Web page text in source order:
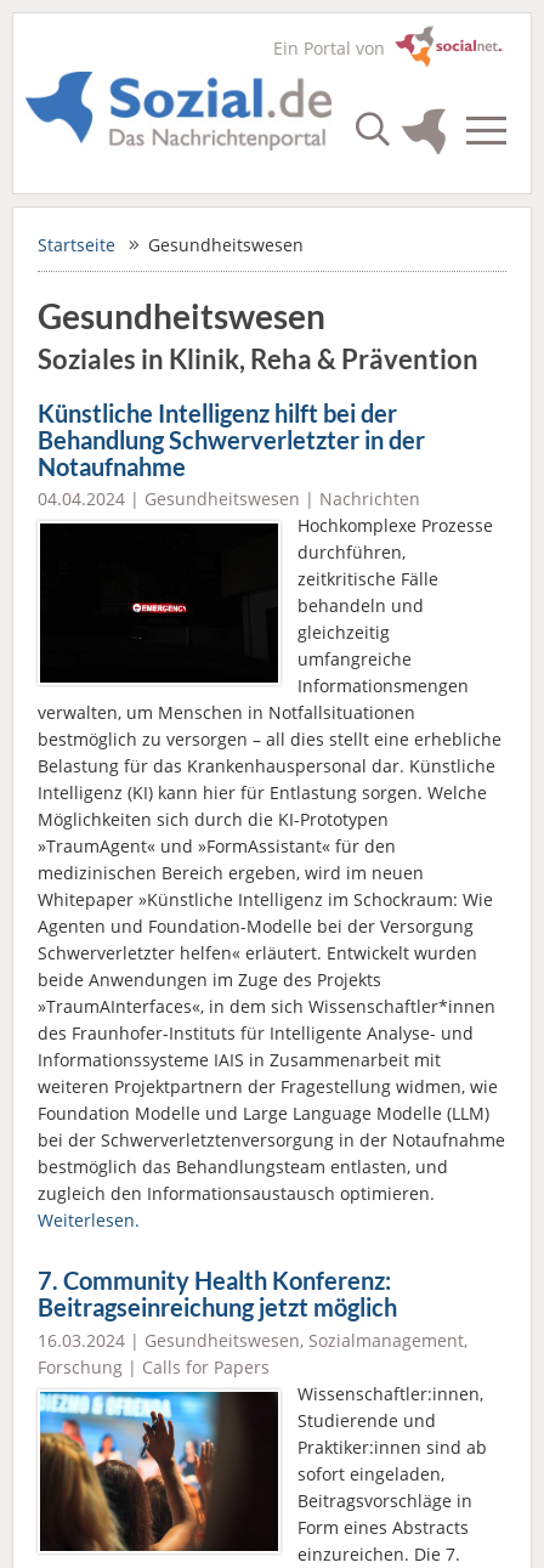
Ein Portal von
Startseite Gesundheitswesen
Gesundheitswesen
Soziales in Klinik, Reha & Prävention
Künstliche Intelligenz hilft bei der
Behandlung Schwerverletzter in der
Notaufnahme
04.04.2024 | Gesundheitswesen | Nachrichten
Hochkomplexe Prozesse
durchführen,
zeitkritische Fälle
behandeln und
gleichzeitig
umfangreiche
Informationsmengen
verwalten, um Menschen in Notfallsituationen
bestmöglich zu versorgen – all dies stellt eine erhebliche
Belastung für das Krankenhauspersonal dar. Künstliche
Intelligenz (KI) kann hier für Entlastung sorgen. Welche
Möglichkeiten sich durch die KI-Prototypen
»TraumAgent« und »FormAssistant« für den
medizinischen Bereich ergeben, wird im neuen
Whitepaper »Künstliche Intelligenz im Schockraum: Wie
Agenten und Foundation-Modelle bei der Versorgung
Schwerverletzter helfen« erläutert. Entwickelt wurden
beide Anwendungen im Zuge des Projekts
»TraumAInterfaces«, in dem sich Wissenschaftler*innen
des Fraunhofer-Instituts für Intelligente Analyse- und
Informationssysteme IAIS in Zusammenarbeit mit
weiteren Projektpartnern der Fragestellung widmen, wie
Foundation Modelle und Large Language Modelle (LLM)
bei der Schwerverletztenversorgung in der Notaufnahme
bestmöglich das Behandlungsteam entlasten, und
zugleich den Informationsaustausch optimieren.
Weiterlesen.
7. Community Health Konferenz:
Beitragseinreichung jetzt möglich
16.03.2024 | Gesundheitswesen, Sozialmanagement,
Forschung | Calls for Papers
Wissenschaftler:innen,
Studierende und
Praktiker:innen sind ab
sofort eingeladen,
Beitragsvorschläge in
Form eines Abstracts
einzureichen. Die 7.